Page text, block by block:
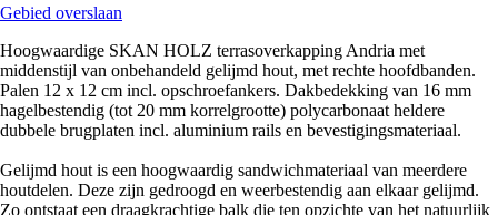
Gebied overslaan
Hoogwaardige SKAN HOLZ terrasoverkapping Andria met
middenstijl van onbehandeld gelijmd hout, met rechte hoofdbanden.
Palen 12 x 12 cm incl. opschroefankers. Dakbedekking van 16 mm
hagelbestendig (tot 20 mm korrelgrootte) polycarbonaat heldere
dubbele brugplaten incl. aluminium rails en bevestigingsmateriaal.
Gelijmd hout is een hoogwaardig sandwichmateriaal van meerdere
houtdelen. Deze zijn gedroogd en weerbestendig aan elkaar gelijmd.
Zo ontstaat een draagkrachtige balk die ten opzichte van het natuurlijk